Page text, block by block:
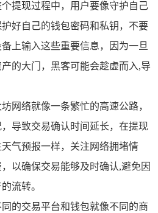
个提现过程中，用户要像守护自己
好自己的钱包密码和私钥，不要
上输入这些重要信息，因为一旦
的大门，黑客可能会趁虚而入,导
网络就像一条繁忙的高速公路，
导致交易确认时间延长，在提现
气预报一样，关注网络拥堵情
以确保交易能够及时确认,避免因
流转。
同的交易平台和钱包就像不同的商